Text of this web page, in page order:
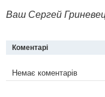
Ваш Сергей
Коментарі
Немає коментарів